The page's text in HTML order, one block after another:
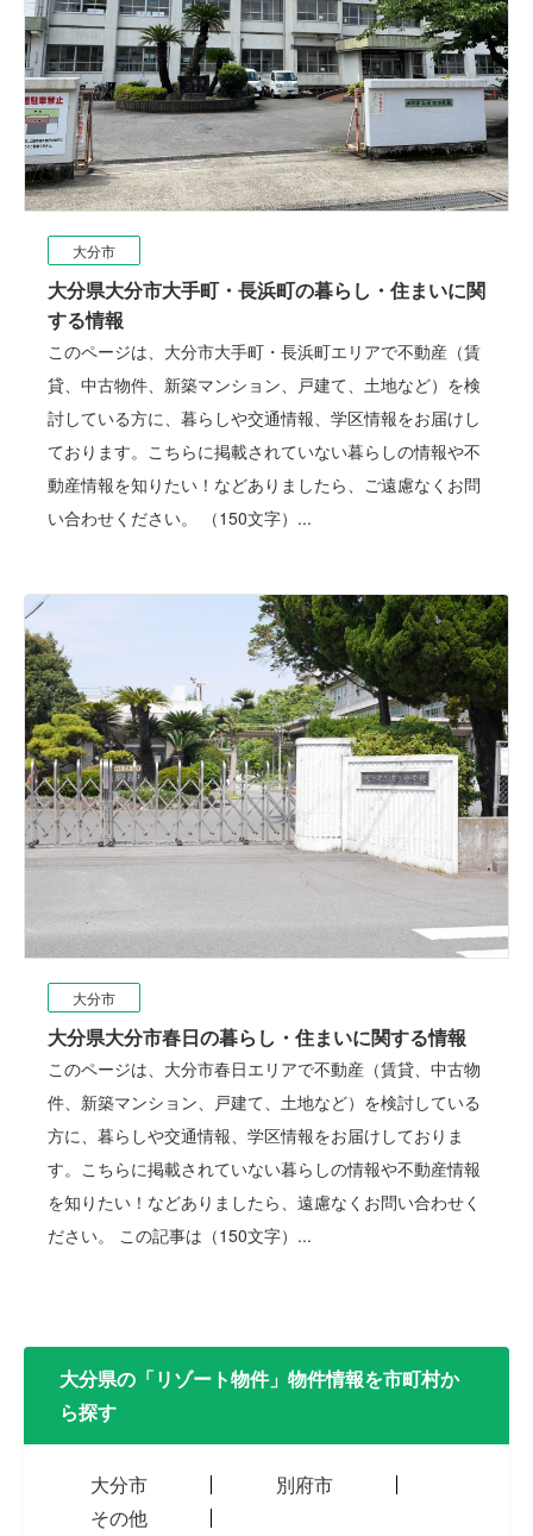
大分市
大分県大分市大手町・長浜町の暮らし・住まいに関
する情報
このページは、大分市大手町・長浜町エリアで不動産（賃
貸、中古物件、新築マンション、戸建て、土地など）を検
討している方に、暮らしや交通情報、学区情報をお届けし
ております。こちらに掲載されていない暮らしの情報や不
動産情報を知りたい！などありましたら、ご遠慮なくお問
い合わせください。 （150文字）...
大分市
大分県大分市春日の暮らし・住まいに関する情報
このページは、大分市春日エリアで不動産（賃貸、中古物
件、新築マンション、戸建て、土地など）を検討している
方に、暮らしや交通情報、学区情報をお届けしておりま
す。こちらに掲載されていない暮らしの情報や不動産情報
を知りたい！などありましたら、遠慮なくお問い合わせく
ださい。 この記事は（150文字）...
大分県の「リゾート物件」物件情報を市町村か
ら探す
大分市
別府市
その他